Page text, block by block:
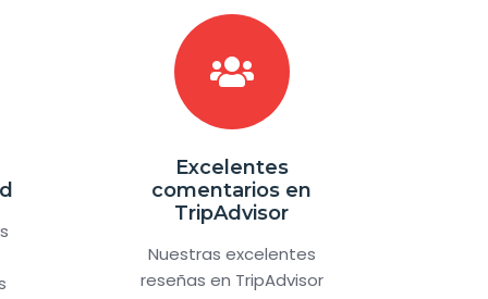
Excelentes
comentarios en
TripAdvisor
Nuestras excelentes
reseñas en TripAdvisor